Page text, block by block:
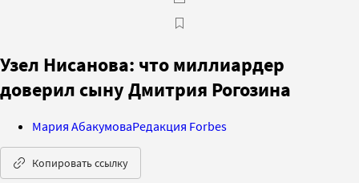
Узел Нисанова: что миллиардер
доверил сыну Дмитрия Рогозина
Мария АбакумоваРедакция Forbes
Копировать ссылку